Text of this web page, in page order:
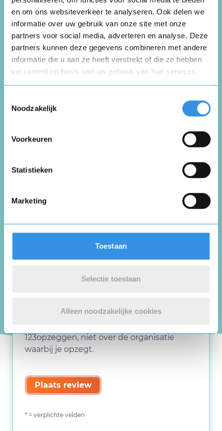
en om ons websiteverkeer te analyseren. Ook delen we
informatie over uw gebruik van onze site met onze
partners voor social media, adverteren en analyse. Deze
partners kunnen deze gegevens combineren met andere
informatie die u aan ze heeft verstrekt of die ze hebben
verzameld op basis van uw gebruik van hun services.
Noodzakelijk
Voorkeuren
Statistieken
Marketing
Toestaan
Selectie toestaan
Alleen noodzakelijke cookies
Schrijf een review
Beoordeel je ervaring *
123opzeggen, niet over de organisatie
waarbij je opzegt.
Plaats review
* = verplichte velden